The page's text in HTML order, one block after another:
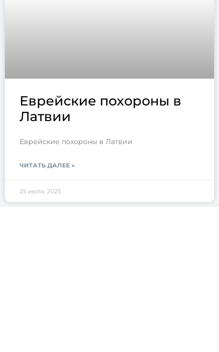
Еврейские похороны в
Латвии
Еврейские похороны в Латвии
ЧИТАТЬ ДАЛЕЕ »
25 июля, 2025